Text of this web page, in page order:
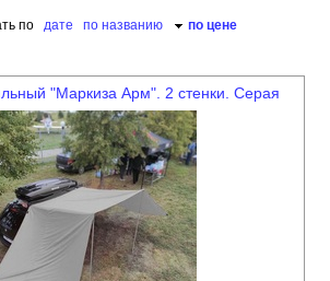
по дате по названию по цене
"Маркиза Арм". 2 стенки. Серая